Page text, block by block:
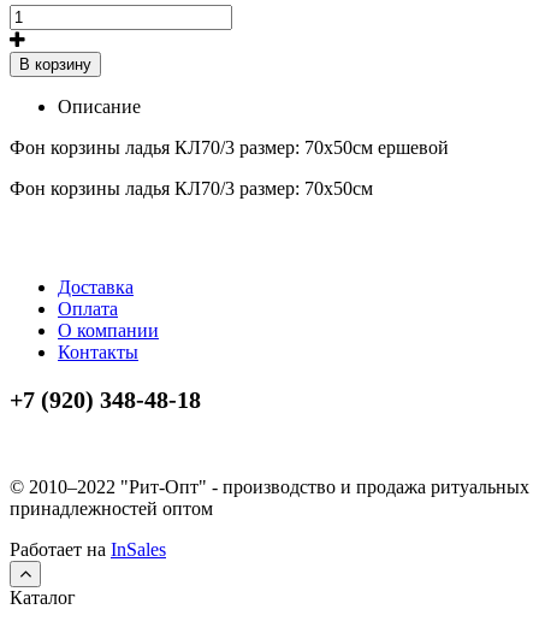
В корзину
Описание
Фон корзины ладья КЛ70/3 размер: 70х50см ершевой
Фон корзины ладья КЛ70/3 размер: 70х50см
Доставка
Оплата
О компании
Контакты
+7 (920) 348-48-18
© 2010–2022 "Рит-Опт" - производство и продажа ритуальных
принадлежностей оптом
Работает на InSales
Каталог